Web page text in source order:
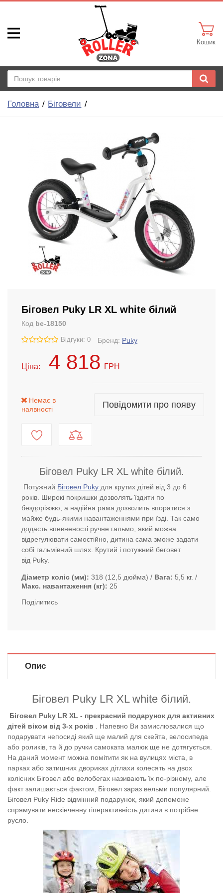
Кошик
Головна Біговели
Біговел Puky LR XL white білий
Код be-18150
Відгуки: 0 Бренд: Puky
Ціна: 4 818 ГРН
Немає в
наявності
Повідомити про появу
Біговел Puky LR XL white білий.
Потужний Біговел Puky для крутих дітей від 3 до 6
років. Широкі покришки дозволять їздити по
бездоріжжю, а надійна рама дозволить впоратися з
майже будь-якими навантаженнями при їзді. Так само
додасть впевненості ручне гальмо, який можна
відрегулювати самостійно, дитина сама зможе задати
собі гальмівний шлях. Крутий і потужний беговет
від Puky.
Діаметр коліс (мм) 318 (12,5 дюйма) Вага
5,5 кг.
Макс. навантаження (кг)
25
Поділитись
Опис
Біговел Puky LR XL white білий.
Біговел Puky LR XL - прекрасний подарунок для активних
дітей віком від 3-х років
. Напевно Ви замислювалися що
подарувати непосиді який ще малий для скейта, велосипеда
або роликів, та й до ручки самоката малюк ще не дотягується.
На даний момент можна помітити як на вулицях міста, в
парках або затишних двориках дітлахи колесять на двох
колісних Біговел або велобегах називають їх по-різному, але
факт залишається фактом, Біговел зараз вельми популярний.
Біговел Puky Ride відмінний подарунок, який допоможе
спрямувати нескінченну гіперактивність дитини в потрібне
русло.